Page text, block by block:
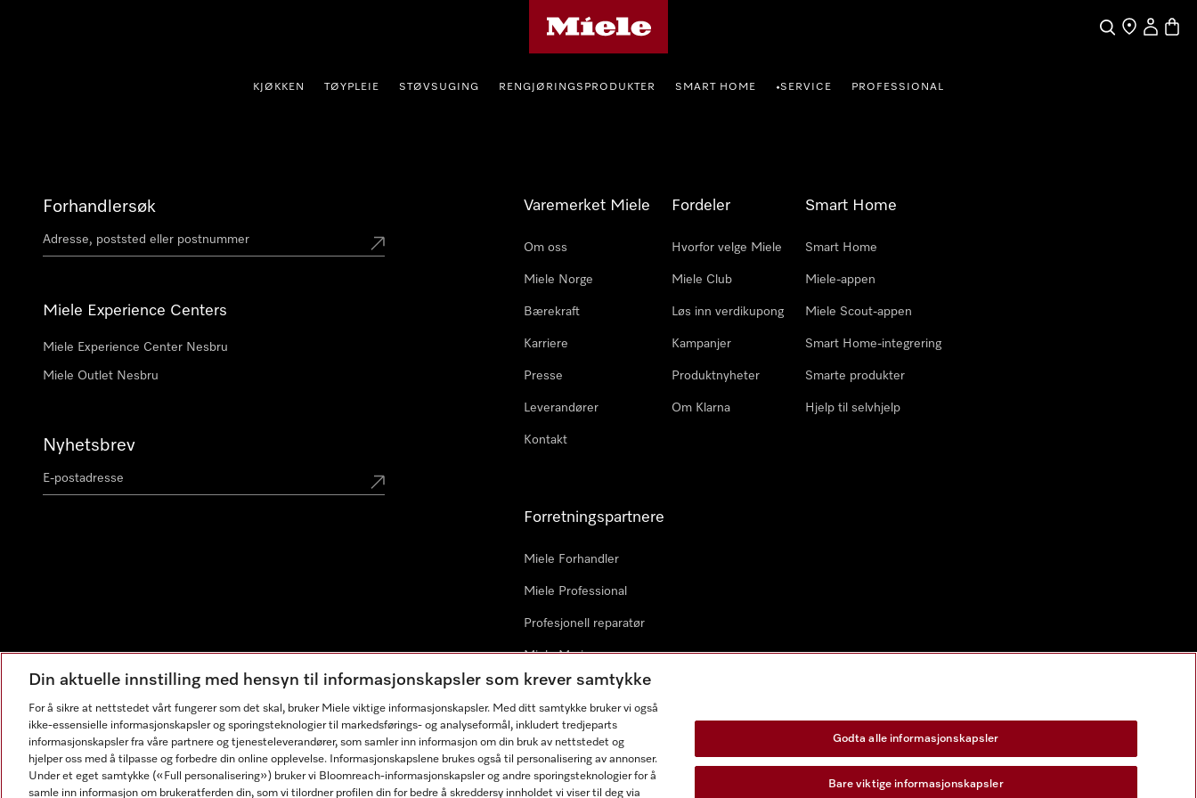
Søk
Finn enMin Konto
KJØKKEN TØYPLEIE STØVSUGING RENGJØRINGSPRODUKTER SMART HOME •SERVICE PROFESSIONAL
Forhandlersøk
Miele Experience Centers
Miele Experience Center Nesbru
Miele Outlet Nesbru
Nyhetsbrev
Varemerket Miele
Om oss
Miele Norge
Bærekraft
Karriere
Presse
Leverandører
Kontakt
Fordeler
Hvorfor velge Miele
Miele Club
Løs inn verdikupong
Kampanjer
Produktnyheter
Om Klarna
Smart Home
Smart Home
Miele-appen
Miele Scout-appen
Smart Home-integrering
Smarte produkter
Hjelp til selvhjelp
Forretningspartnere
Miele Forhandler
Miele Professional
Profesjonell reparatør
Miele Marine
Arkitekter & byggherrer
Din aktuelle innstilling med hensyn til informasjonskapsler som krever samtykke
For å sikre at nettstedet vårt fungerer som det skal, bruker Miele viktige informasjonskapsler. Med ditt samtykke bruker vi også
ikke-essensielle informasjonskapsler og sporingsteknologier til markedsførings- og analyseformål, inkludert tredjeparts
informasjonskapsler fra våre partnere og tjenesteleverandører, som samler inn informasjon om din bruk av nettstedet og
hjelper oss med å tilpasse og forbedre din online opplevelse. Informasjonskapslene brukes også til personalisering av annonser.
Under et eget samtykke («Full personalisering») bruker vi Bloomreach-informasjonskapsler og andre sporingsteknologier for å
samle inn informasjon om brukeratferden din, som vi tilordner profilen din for bedre å skreddersy innholdet vi viser til deg via
Godta alle informasjonskapsler
Bare viktige informasjonskapsler